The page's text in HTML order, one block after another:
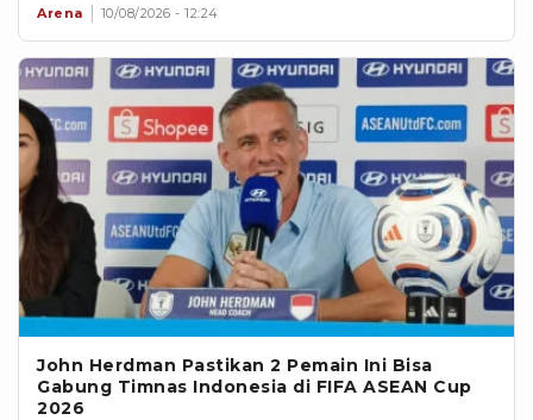
Arena 10/08/2026 - 12:24
John Herdman Pastikan 2 Pemain Ini Bisa
Gabung Timnas Indonesia di FIFA ASEAN Cup
2026